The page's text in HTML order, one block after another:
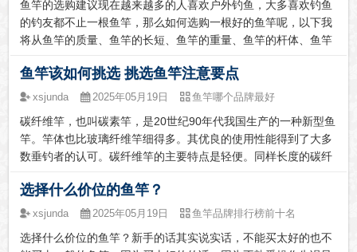
新，不好好打磨鱼竿品质。这也是当下国产鱼竿与进口鱼竿相
比，难以望其项背的主要原因。无论什么产品，都需要时间沉...
鱼竿的选购建议现在越来越多的人喜欢户外钓鱼，大多喜欢钓鱼
的钓友都不止一根鱼竿，那么如何选购一根好的鱼竿呢，以下我
将从鱼竿的质量、鱼竿的长短、鱼竿的重量、鱼竿的杆体、鱼竿
先要考虑的就是鱼竿的材质，现如今的碳素鱼竿是最受钓鱼爱好
者的喜爱的，因为价格实惠所以大多人会去选择，而且质量做工
竿，而想钓远点深水区的可以使用长点的鱼竿，新手推荐使用4
米左右的鱼竿，此长度的舒适性且钓鱼长度刚好合适。（3）...
鱼竿该如何挑选 挑选鱼竿注意要点
xsjunda 2025年05月19日 鱼竿哪个品牌最好
碳纤维竿，也叫碳素竿，是20世纪90年代我国生产的一种新型鱼
竿。竿体也比玻璃纤维竿细得多。其优良的使用性能得到了大多
数垂钓者的认可。碳纤维竿的主要特点是轻便。同样长度的碳纤
00克左右。碳纤维竿，也叫碳素竿，是20世纪90年代我国生产
的一种新型鱼竿。碳纤维竿的主要特点是轻便。同样长度的碳纤
00克左右，竿体也比玻璃纤维竿细得多。其优良的使用性能得到
选择什么价位的鱼竿？
xsjunda 2025年05月19日 鱼竿品牌排行榜前十名
选择什么价位的鱼竿？新手的话其实说实话，不能买太好的也不